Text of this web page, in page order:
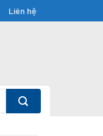
Liên hệ